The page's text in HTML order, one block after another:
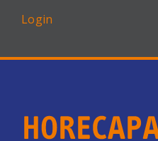
Login